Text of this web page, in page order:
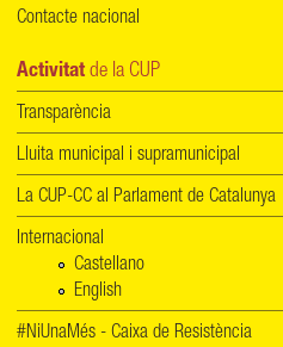
Contacte nacional
Activitat de la CUP
Transparència
Lluita municipal i supramunicipal
La CUP-CC al Parlament de Catalunya
Internacional
Castellano
English
#NiUnaMés - Caixa de Resistència